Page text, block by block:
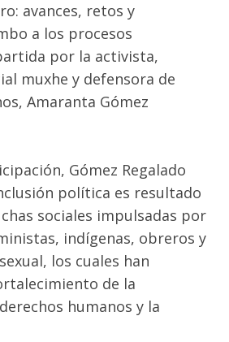
avances, retos y
a los procesos
por la activista,
muxhe y defensora de
Amaranta Gómez
Gómez Regalado
política es resultado
sociales impulsadas por
indígenas, obreros y
los cuales han
de la
humanos y la